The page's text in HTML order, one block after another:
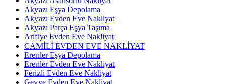
Akyazı Eşya Depolama
Akyazı Evden Eve Nakliyat
Akyazı Parça Eşya Taşıma
Arifiye Evden Eve Nakliyat
CAMİLİ EVDEN EVE NAKLİYAT
Erenler Eşya Depolama
Erenler Evden Eve Nakliyat
Ferizli Evden Eve Nakliyat